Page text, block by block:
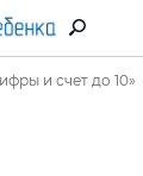
и счет до 10»